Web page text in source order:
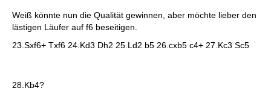
Weiß könnte nun die Qualität gewinnen, aber möchte lieber den
lästigen Läufer auf f6 beseitigen.
23.Sxf6+ Txf6 24.Kd3 Dh2 25.Ld2 b5 26.cxb5 c4+ 27.Kc3 Sc5
28.Kb4?